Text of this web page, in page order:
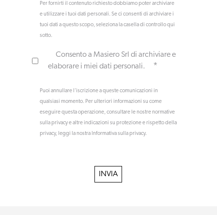
Per fornirti il contenuto richiesto dobbiamo poter archiviare
e utilizzare i tuoi dati personali. Se ci consenti di archiviare i
tuoi dati a questo scopo, seleziona la casella di controllo qui
sotto.
Consento a Masiero Srl di archiviare e
elaborare i miei dati personali.
*
Puoi annullare l'iscrizione a queste comunicazioni in
qualsiasi momento. Per ulteriori informazioni su come
eseguire questa operazione, consultare le nostre normative
sulla privacy e altre indicazioni su protezione e rispetto della
privacy, leggi la nostra Informativa sulla privacy.